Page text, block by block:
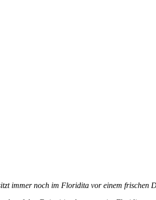
immer noch im Floridita vor einem frischen